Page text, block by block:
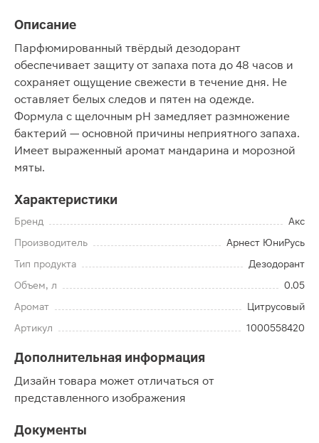
Описание
Парфюмированный твёрдый дезодорант
обеспечивает защиту от запаха пота до 48 часов и
сохраняет ощущение свежести в течение дня. Не
оставляет белых следов и пятен на одежде.
Формула с щелочным pH замедляет размножение
бактерий — основной причины неприятного запаха.
Имеет выраженный аромат мандарина и морозной
мяты.
Характеристики
Бренд
Акс
Производитель
Арнест ЮниРусь
Тип продукта
Дезодорант
Объем, л
0.05
Аромат
Цитрусовый
Артикул
1000558420
Дополнительная информация
Дизайн товара может отличаться от
представленного изображения
Документы